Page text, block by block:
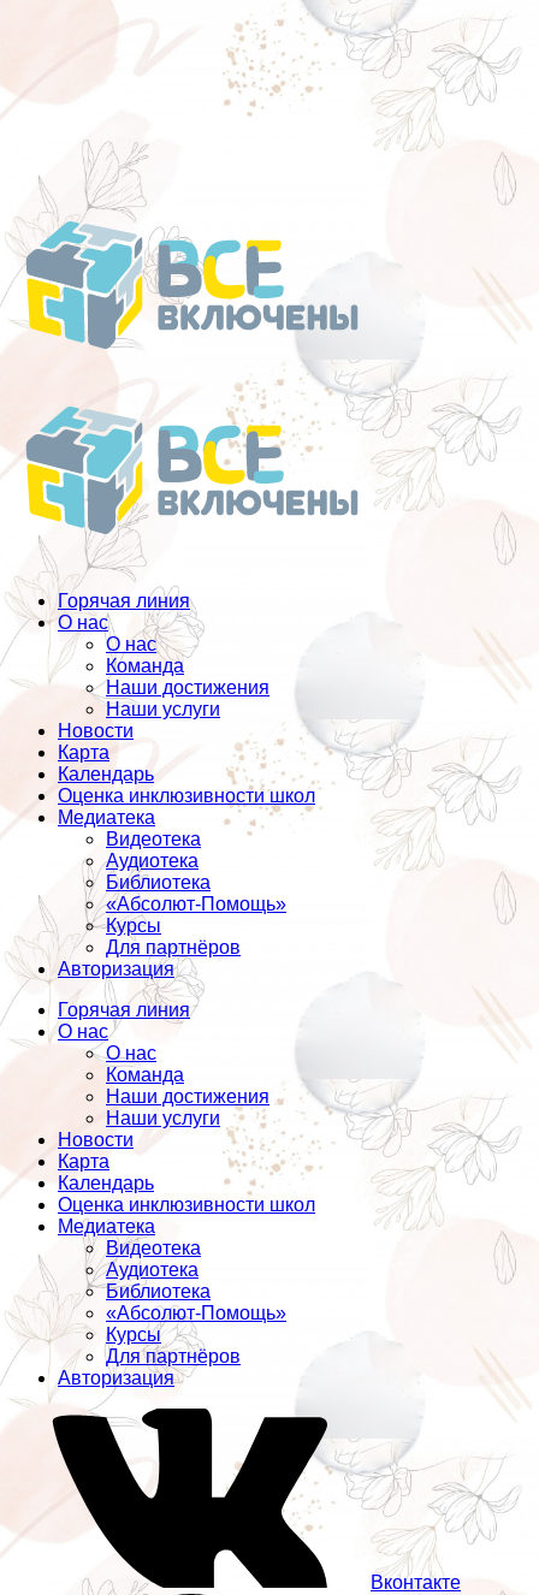
Перейти
к
содержанию
Горячая линия
О нас
О нас
Команда
Наши достижения
Наши услуги
Новости
Карта
Календарь
Оценка инклюзивности школ
Медиатека
Видеотека
Аудиотека
Библиотека
«Абсолют-Помощь»
Курсы
Для партнёров
Авторизация
Горячая линия
О нас
О нас
Команда
Наши достижения
Наши услуги
Новости
Карта
Календарь
Оценка инклюзивности школ
Медиатека
Видеотека
Аудиотека
Библиотека
«Абсолют-Помощь»
Курсы
Для партнёров
Авторизация
Вконтакте